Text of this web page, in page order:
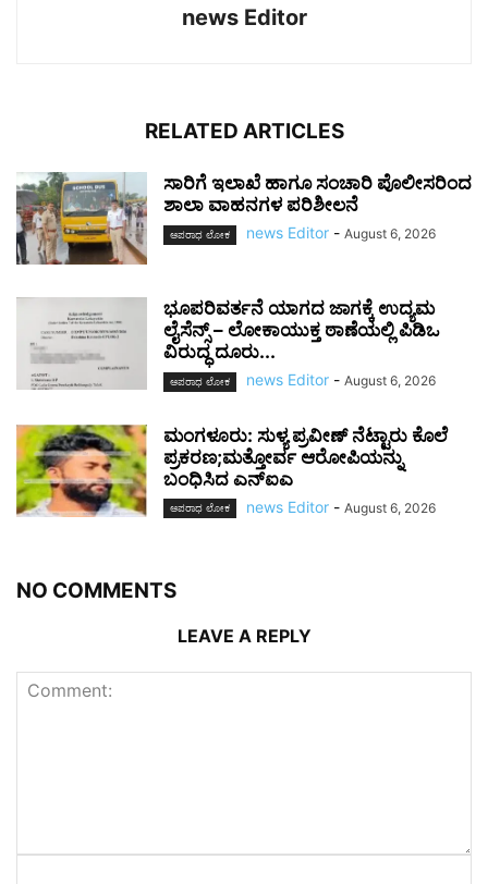
news Editor
RELATED ARTICLES
ಸಾರಿಗೆ ಇಲಾಖೆ ಹಾಗೂ ಸಂಚಾರಿ ಪೊಲೀಸರಿಂದ
ಶಾಲಾ ವಾಹನಗಳ ಪರಿಶೀಲನೆ
ಅಪರಾಧ ಲೋಕ news Editor - August 6, 2026
ಭೂಪರಿವರ್ತನೆ ಯಾಗದ ಜಾಗಕ್ಕೆ ಉದ್ಯಮ
ಲೈಸೆನ್ಸ್ – ಲೋಕಾಯುಕ್ತ ಠಾಣೆಯಲ್ಲಿ ಪಿಡಿಒ
ವಿರುದ್ಧ ದೂರು...
ಅಪರಾಧ ಲೋಕ news Editor - August 6, 2026
ಮಂಗಳೂರು: ಸುಳ್ಯ ಪ್ರವೀಣ್ ನೆಟ್ಟಾರು ಕೊಲೆ
ಪ್ರಕರಣ;ಮತ್ತೋರ್ವ ಆರೋಪಿಯನ್ನು
ಬಂಧಿಸಿದ ಎನ್ಐಎ
ಅಪರಾಧ ಲೋಕ news Editor - August 6, 2026
NO COMMENTS
LEAVE A REPLY